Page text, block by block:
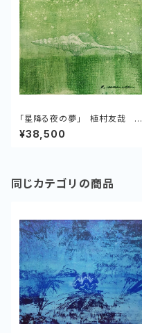
「星降る夜の夢」 植村友哉 キ
ャンバス、アクリル
¥38,500
同じカテゴリの商品